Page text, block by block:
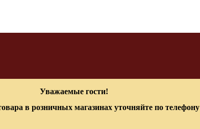
Уважаемые гости!
в розничных магазинах уточняйте по телефону